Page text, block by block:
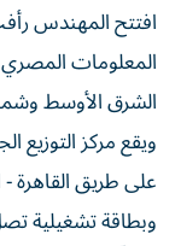
افتتح المهندس
المعلومات المصري
الشرق الأوسط
ويقع مركز
وبطاقة تشغيلية